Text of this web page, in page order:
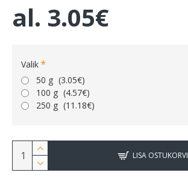
al. 3.05€
Valik
50 g (3.05€)
100 g (4.57€)
250 g (11.18€)
LISA OSTUKORVI